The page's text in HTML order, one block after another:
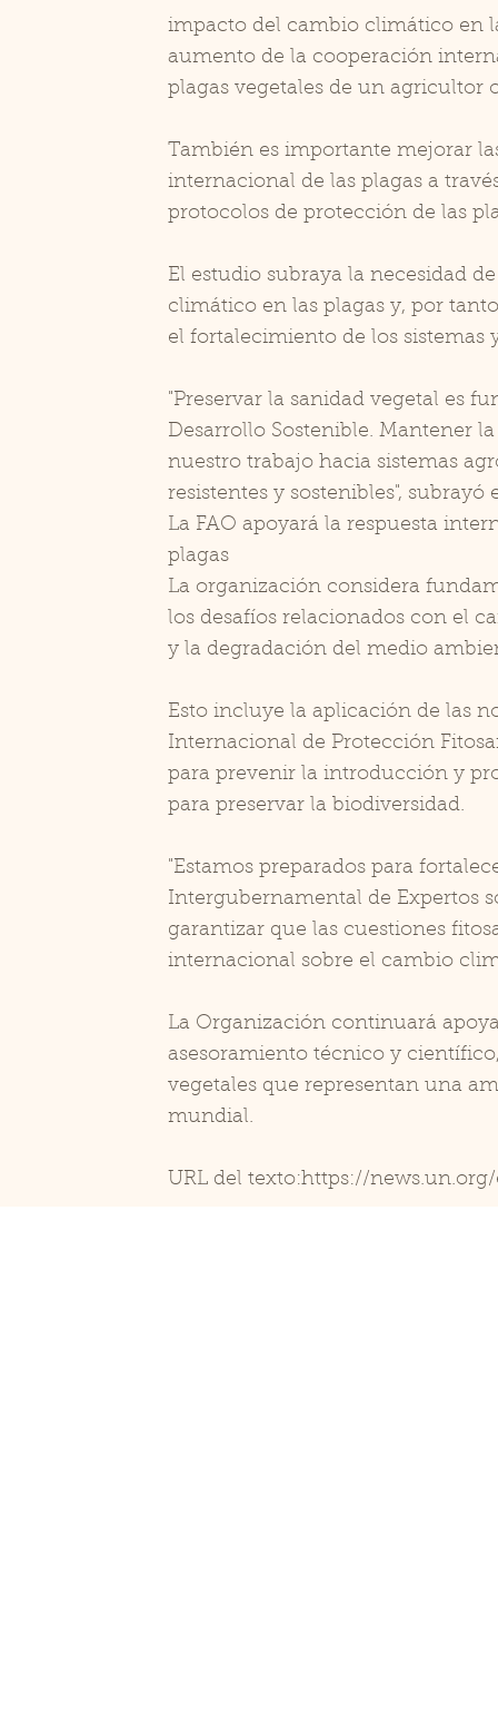
impacto del cambio climático en
aumento de la cooperación
plagas vegetales de un agricultor
También es importante mejorar
internacional de las plagas a
protocolos de protección de las
El estudio subraya la necesidad
climático en las plagas y, por
el fortalecimiento de los sistemas
"Preservar la sanidad vegetal es
Desarrollo Sostenible. Mantener
nuestro trabajo hacia sistemas
resistentes y sostenibles",
La FAO apoyará la respuesta
plagas
La organización considera
los desafíos relacionados con el
y la degradación del medio
Esto incluye la aplicación de las
Internacional de Protección
para prevenir la introducción y
para preservar la biodiversidad.
"Estamos preparados para
Intergubernamental de Expertos
garantizar que las cuestiones
internacional sobre el cambio
La Organización continuará
asesoramiento técnico y
vegetales que representan una
mundial.
URL del texto:https://news.un.org/